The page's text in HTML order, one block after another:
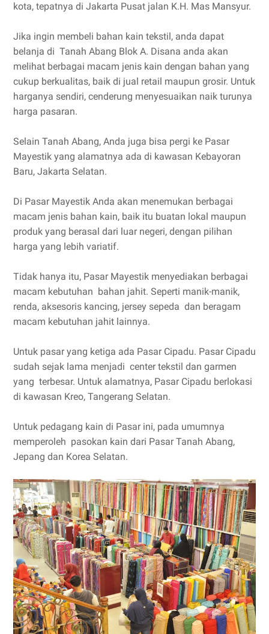
kota, tepatnya di Jakarta Pusat jalan K.H. Mas Mansyur.
Jika ingin membeli bahan kain tekstil, anda dapat
belanja di Tanah Abang Blok A. Disana anda akan
melihat berbagai macam jenis kain dengan bahan yang
cukup berkualitas, baik di jual retail maupun grosir. Untuk
harganya sendiri, cenderung menyesuaikan naik turunya
harga pasaran.
Selain Tanah Abang, Anda juga bisa pergi ke Pasar
Mayestik yang alamatnya ada di kawasan Kebayoran
Baru, Jakarta Selatan.
Di Pasar Mayestik Anda akan menemukan berbagai
macam jenis bahan kain, baik itu buatan lokal maupun
produk yang berasal dari luar negeri, dengan pilihan
harga yang lebih variatif.
Tidak hanya itu, Pasar Mayestik menyediakan berbagai
macam kebutuhan bahan jahit. Seperti manik-manik,
renda, aksesoris kancing, jersey sepeda dan beragam
macam kebutuhan jahit lainnya.
Untuk pasar yang ketiga ada Pasar Cipadu. Pasar Cipadu
sudah sejak lama menjadi center tekstil dan garmen
yang terbesar. Untuk alamatnya, Pasar Cipadu berlokasi
di kawasan Kreo, Tangerang Selatan.
Untuk pedagang kain di Pasar ini, pada umumnya
memperoleh pasokan kain dari Pasar Tanah Abang,
Jepang dan Korea Selatan.